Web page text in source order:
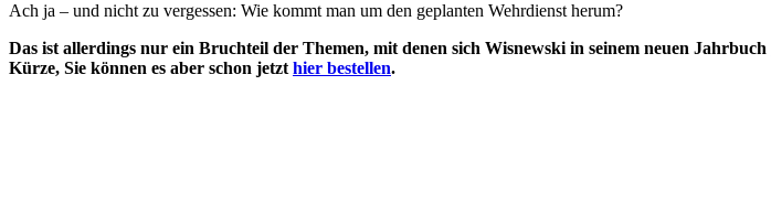
Ach ja – und nicht zu vergessen: Wie kommt man um den geplanten Wehrdienst herum?
Das ist allerdings nur ein Bruchteil der Themen, mit denen sich Wisnewski in seinem neuen Jahrbuch
Kürze, Sie können es aber schon jetzt hier bestellen.